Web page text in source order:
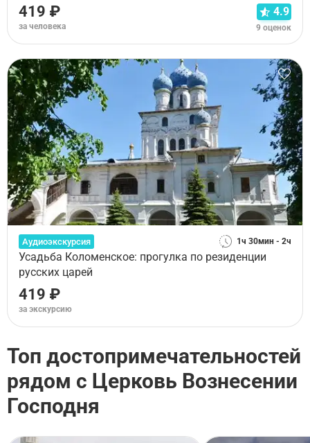
419 ₽
за человека
4.9
9 оценок
Аудиоэкскурсия 1ч 30мин - 2ч
Усадьба Коломенское: прогулка по резиденции
русских царей
419 ₽
за экскурсию
Топ достопримечательностей
рядом с Церковь Вознесении
Господня